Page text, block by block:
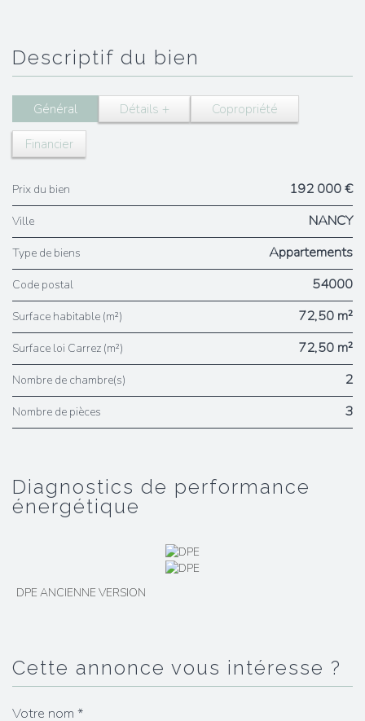
descriptif du bien
Général Détails + Copropriété
Financier
Prix du bien 192 000 €
Ville NANCY
Type de biens Appartements
Code postal 54000
Surface habitable (m²) 72,50 m²
Surface loi Carrez (m²) 72,50 m²
Nombre de chambre(s) 2
Nombre de pièces 3
diagnostics de performance
énergétique
DPE ANCIENNE VERSION
cette annonce vous intéresse ?
Votre nom *